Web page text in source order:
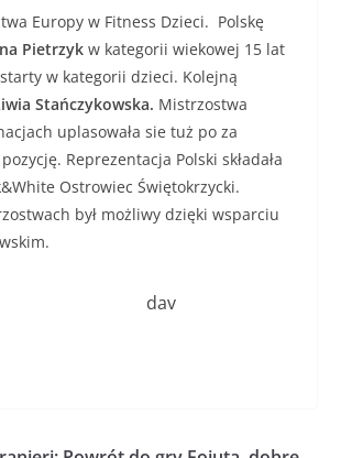
Europy w Fitness Dzieci. Polskę
Pietrzyk w kategorii wiekowej 15 lat
w kategorii dzieci. Kolejną
Stańczykowska. Mistrzostwa
uplasowała sie tuż po za
Reprezentacja Polski składała
Ostrowiec Świętokrzycki.
był możliwy dzięki wsparciu
dav